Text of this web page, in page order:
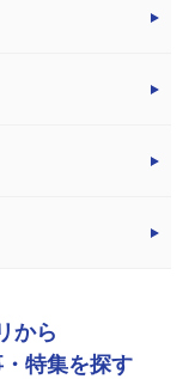
から
特集を探す